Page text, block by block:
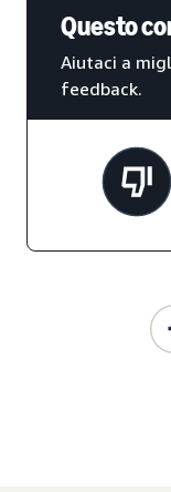
Questo
Aiutaci a
feedback.